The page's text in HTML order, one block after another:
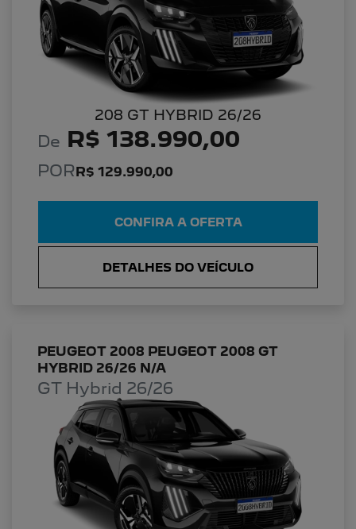
208 GT HYBRID 26/26
De R$ 138.990,00
PORR$ 129.990,00
CONFIRA A OFERTA
DETALHES DO VEÍCULO
PEUGEOT 2008 PEUGEOT 2008 GT
HYBRID 26/26 N/A
GT Hybrid 26/26